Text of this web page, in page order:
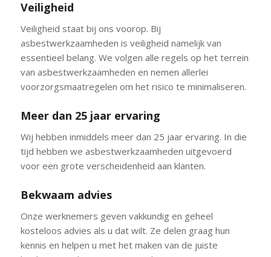
Veiligheid
Veiligheid staat bij ons voorop. Bij
asbestwerkzaamheden is veiligheid namelijk van
essentieel belang. We volgen alle regels op het terrein
van asbestwerkzaamheden en nemen allerlei
voorzorgsmaatregelen om het risico te minimaliseren.
Meer dan 25 jaar ervaring
Wij hebben inmiddels meer dan 25 jaar ervaring. In die
tijd hebben we asbestwerkzaamheden uitgevoerd
voor een grote verscheidenheid aan klanten.
Bekwaam advies
Onze werknemers geven vakkundig en geheel
kosteloos advies als u dat wilt. Ze delen graag hun
kennis en helpen u met het maken van de juiste